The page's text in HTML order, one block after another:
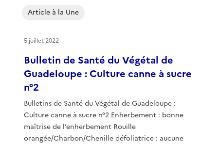
Bulletin de Santé du Végétal de
Guadeloupe : Culture canne à sucre
n°2
Bulletins de Santé du Végétal de Guadeloupe :
Culture canne à sucre n°2 Enherbement : bonne
maîtrise de l’enherbement Rouille
orangée/Charbon/Chenille défoliatrice : aucune
Article à la Une
5 juillet 2022